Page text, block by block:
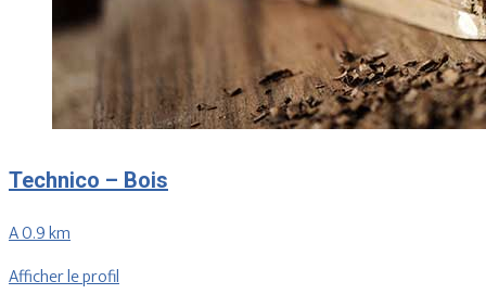
Technico – Bois
A 0.9 km
Afficher le profil